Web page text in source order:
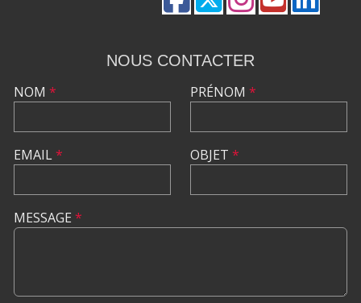
NOUS CONTACTER
NOM *
EMAIL*
PRÉNOM *
OBJET *
MESSAGE *